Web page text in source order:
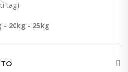
tagli:
- 20kg - 25kg